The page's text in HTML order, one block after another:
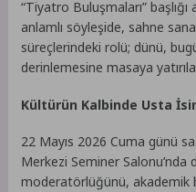
“Tiyatro Buluşmaları”
anlamlı söyleşide, sahne
süreçlerindeki rolü; dünü,
derinlemesine masaya
Kültürün Kalbinde Usta
22 Mayıs 2026 Cuma günü
Merkezi Seminer
moderatörlüğünü, akademik